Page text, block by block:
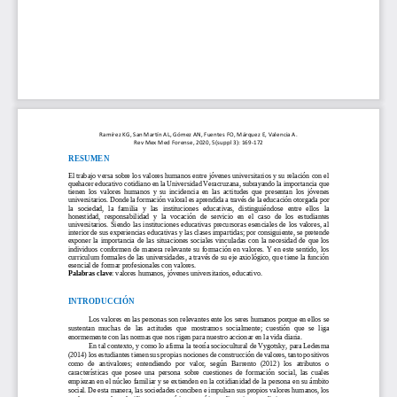
Ramírez KG, San Martín AL, Gómez AN, Fuentes FO, Márquez E, Valencia A.
Rev Mex Med Forense, 2020, 5(suppl 3): 169-172
RESUMEN
El trabajo versa sobre los valores humanos entre jóvenes universitarios y su relación con el
quehacer educativo cotidiano en la Universidad Veracruzana, subrayando la importancia que
tienen  los  valores  humanos  y  su  incidencia  en  las  actitudes  que  presentan  los  jóvenes
universitarios. Donde la formación valoral es aprendida a través de la educación otorgada por
la  sociedad,  la  familia  y  las  instituciones  educativas,  distinguiéndose  entre  ellos  la
honestidad,  responsabilidad  y  la  vocación  de  servicio  en  el  caso  de  los  estudiantes
universitarios.  Siendo  las  instituciones  educativas  precursoras  esenciales  de  los  valores,  al
interior de sus experiencias educativas y las clases impartidas; por consiguiente, se pretende
exponer  la  importancia  de  las  situaciones  sociales  vinculadas  con  la  necesidad  de  que  los
individuos conformen de manera relevante su formación en valores. Y en este sentido, los
curriculum formales de las universidades, a través de su eje axiológico, que tiene la función
esencial de formar profesionales con valores.
Palabras clave: valores humanos, jóvenes universitarios, educativo.
INTRODUCCIÓN
Los valores en las personas son relevantes ente los seres humanos porque en ellos se
sustentan  muchas  de  las  actitudes  que  mostramos  socialmente;  cuestión  que  se  liga
enormemente con las normas que nos rigen para nuestro accionar en la vida diaria.
En tal contexto, y como lo afirma la teoría sociocultural de Vygotsky , para Ledesma
(2014) los estudiantes tienen sus propias nociones de construcción de valores, tanto positivos
como  de  antivalores;  entendiendo  por  valor, según Barrento (2012)  los  atributos  o
características  que  posee una  persona  sobre  cuestiones  de  formación  social,  las  cuales
empiezan en el núcleo familiar y se extienden en la cotidianidad de la persona en su ámbito
social. De esta manera, las sociedades conciben e impulsan sus propios valores humanos, los